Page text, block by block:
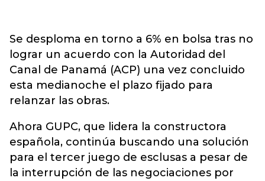
Se desploma en torno a 6% en bolsa tras no
lograr un acuerdo con la Autoridad del
Canal de Panamá (ACP) una vez concluido
esta medianoche el plazo fijado para
relanzar las obras.
Ahora GUPC, que lidera la constructora
española, continúa buscando una solución
para el tercer juego de esclusas a pesar de
la interrupción de las negociaciones por